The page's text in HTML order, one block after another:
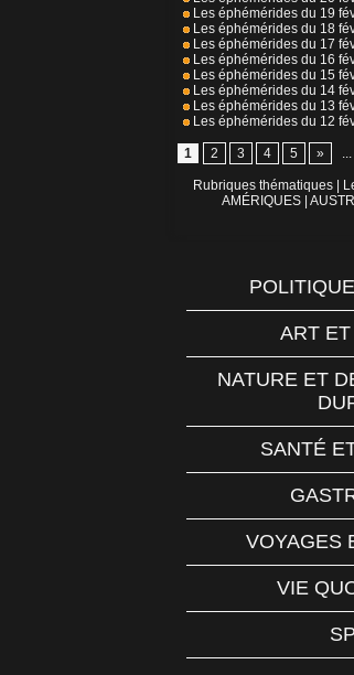
Les éphémérides du 19
Les éphémérides du 18
Les éphémérides du 17
Les éphémérides du 16
Les éphémérides du 15
Les éphémérides du 14
Les éphémérides du 13
Les éphémérides du 12
1 2 3 4 5 » ...
Rubriques thématiques
AMÉRIQUES
ART
NATURE ET
SANTÉ
VOYAGES
VIE